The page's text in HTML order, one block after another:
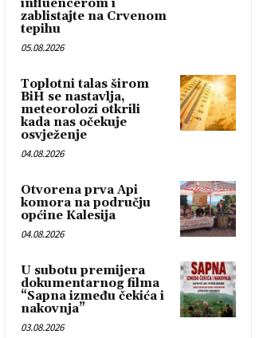
influencerom i
zablistajte na Crvenom
tepihu
05.08.2026
Toplotni talas širom
BiH se nastavlja,
meteorolozi otkrili
kada nas očekuje
osvježenje
04.08.2026
Otvorena prva Api
komora na području
općine Kalesija
04.08.2026
U subotu premijera
dokumentarnog filma
“Sapna između čekića i
nakovnja”
03.08.2026